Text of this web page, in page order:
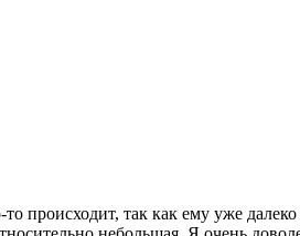
так как ему уже